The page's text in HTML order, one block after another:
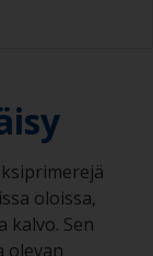
oloissa,
kalvo. Sen
olevan